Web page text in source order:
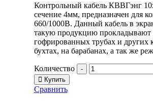
Контрольный кабель КВВГэнг
сечение 4мм, предназначен для
660/1000В. Данный кабель в
такую продукцию прокладывают
гофрированных трубах и других
бухтах, на барабанах, а так же
Количество -
Купить
Сравнить